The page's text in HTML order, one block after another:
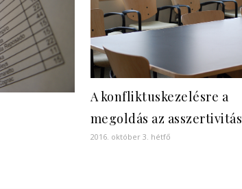
A konfliktuskezelésre a
megoldás az asszertivitás
2016. október 3. hétfő